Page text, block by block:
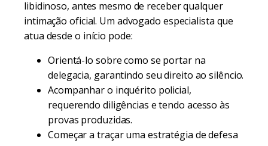
libidinoso, antes mesmo de receber qualquer
intimação oficial. Um advogado especialista que
atua desde o início pode:
Orientá-lo sobre como se portar na
delegacia, garantindo seu direito ao silêncio.
Acompanhar o inquérito policial,
requerendo diligências e tendo acesso às
provas produzidas.
Começar a traçar uma estratégia de defesa